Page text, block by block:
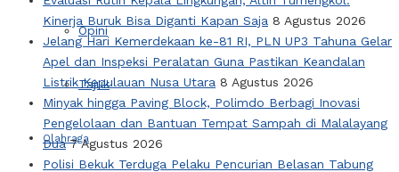
Opini
Tajuk
Olahraga
Kinerja Buruk Bisa Diganti Kapan Saja 8 Agustus 2026
Jelang Hari Kemerdekaan ke-81 RI, PLN UP3 Tahuna Gelar
Apel dan Inspeksi Peralatan Guna Pastikan Keandalan
Listrik Kepulauan Nusa Utara 8 Agustus 2026
Minyak hingga Paving Block, Polimdo Berbagi Inovasi
Pengelolaan dan Bantuan Tempat Sampah di Malalayang
Dua 7 Agustus 2026
Polisi Bekuk Terduga Pelaku Pencurian Belasan Tabung